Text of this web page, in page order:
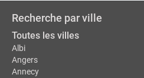
Recherche par ville
Toutes les villes
Albi
Angers
Annecy